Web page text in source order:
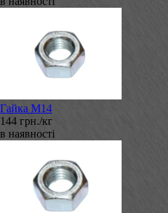
Гайка М14
144 грн./кг
в наявності